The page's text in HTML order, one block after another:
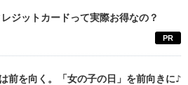
ジットカードって実際お得なの？
PR
前を向く。「女の子の日」を前向きに♪